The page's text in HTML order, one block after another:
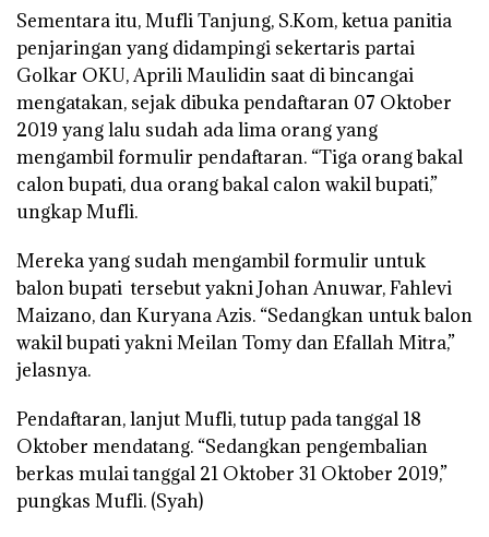
Sementara itu, Mufli Tanjung, S.Kom, ketua panitia
penjaringan yang didampingi sekertaris partai
Golkar OKU, Aprili Maulidin saat di bincangai
mengatakan, sejak dibuka pendaftaran 07 Oktober
2019 yang lalu sudah ada lima orang yang
mengambil formulir pendaftaran. “Tiga orang bakal
calon bupati, dua orang bakal calon wakil bupati,”
ungkap Mufli.
Mereka yang sudah mengambil formulir untuk
balon bupati tersebut yakni Johan Anuwar, Fahlevi
Maizano, dan Kuryana Azis. “Sedangkan untuk balon
wakil bupati yakni Meilan Tomy dan Efallah Mitra,”
jelasnya.
Pendaftaran, lanjut Mufli, tutup pada tanggal 18
Oktober mendatang. “Sedangkan pengembalian
berkas mulai tanggal 21 Oktober 31 Oktober 2019,”
pungkas Mufli. (Syah)